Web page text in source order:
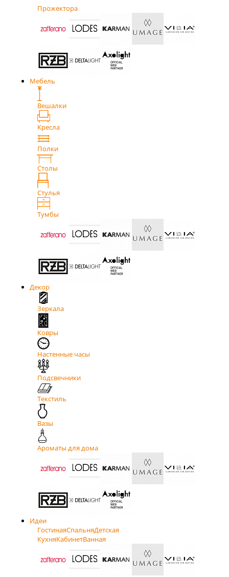
Прожектора
Мебель
Вешалки
Кресла
Полки
Столы
Стулья
Тумбы
Декор
Зеркала
Ковры
Настенные часы
Подсвечники
Текстиль
Вазы
Ароматы для дома
Идеи
ГостинаяСпальняДетская
КухняКабинетВанная